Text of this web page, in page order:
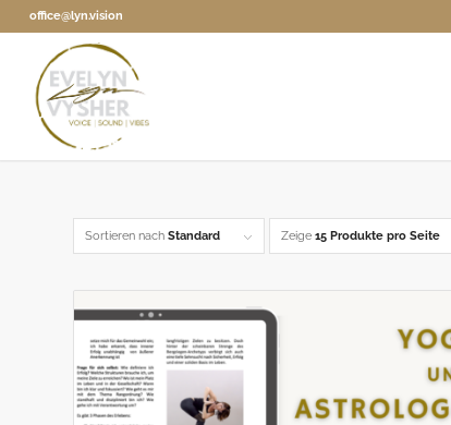
office@lyn.vision
Sortieren nach Standard Zeige 15 Produkte pro Seite